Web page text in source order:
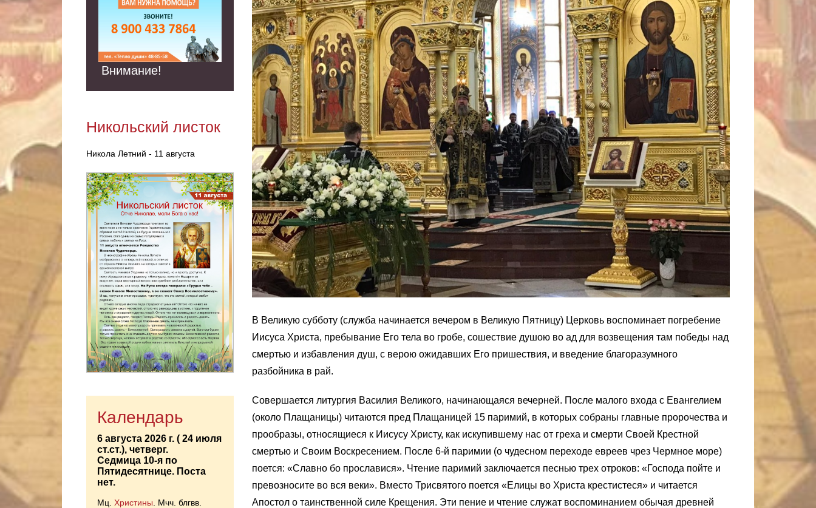
Внимание!
Никольский листок
Никола Летний - 11 августа
Календарь
6 августа 2026 г. ( 24 июля
ст.ст.), четверг.
Седмица 10-я по
Пятидесятнице. Поста
нет.
Мц. Христины . Мчч. блгвв.
В Великую субботу (служба начинается вечером в Великую Пятницу) Церковь воспоминает погребение
Иисуса Христа, пребывание Его тела во гробе, сошествие душою во ад для возвещения там победы над
смертью и избавления душ, с верою ожидавших Его пришествия, и введение благоразумного
разбойника в рай.
Совершается литургия Василия Великого, начинающаяся вечерней. После малого входа с Евангелием
(около Плащаницы) читаются пред Плащаницей 15 паримий, в которых собраны главные пророчества и
прообразы, относящиеся к Иисусу Христу, как искупившему нас от греха и смерти Своей Крестной
смертью и Своим Воскресением. После 6‑й паримии (о чудесном переходе евреев чрез Чермное море)
поется: «Славно бо прославися». Чтение паримий заключается песнью трех отроков: «Господа пойте и
превозносите во вся веки». Вместо Трисвятого поется «Елицы во Христа крестистеся» и читается
Апостол о таинственной силе Крещения. Эти пение и чтение служат воспоминанием обычая древней